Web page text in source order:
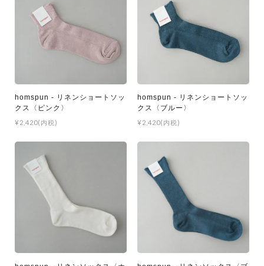
homspun - リネンショートソッ
クス〈ピンク〉
¥2,420(内税)
homspun - リネンショートソッ
クス〈ブルー〉
¥2,420(内税)